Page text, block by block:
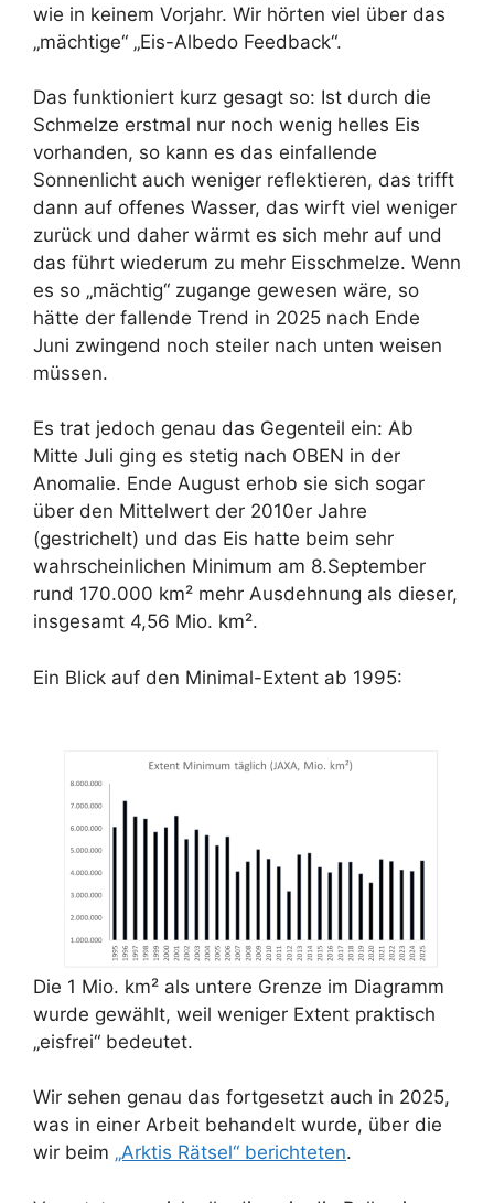
wie in keinem Vorjahr. Wir hörten viel über das
„mächtige“ „Eis-Albedo Feedback“.
Das funktioniert kurz gesagt so: Ist durch die
Schmelze erstmal nur noch wenig helles Eis
vorhanden, so kann es das einfallende
Sonnenlicht auch weniger reflektieren, das trifft
dann auf offenes Wasser, das wirft viel weniger
zurück und daher wärmt es sich mehr auf und
das führt wiederum zu mehr Eisschmelze. Wenn
es so „mächtig“ zugange gewesen wäre, so
hätte der fallende Trend in 2025 nach Ende
Juni zwingend noch steiler nach unten weisen
müssen.
Es trat jedoch genau das Gegenteil ein: Ab
Mitte Juli ging es stetig nach OBEN in der
Anomalie. Ende August erhob sie sich sogar
über den Mittelwert der 2010er Jahre
(gestrichelt) und das Eis hatte beim sehr
wahrscheinlichen Minimum am 8.September
rund 170.000 km² mehr Ausdehnung als dieser,
insgesamt 4,56 Mio. km².
Ein Blick auf den Minimal-Extent ab 1995:
Die 1 Mio. km² als untere Grenze im Diagramm
wurde gewählt, weil weniger Extent praktisch
„eisfrei“ bedeutet.
Wir sehen genau das fortgesetzt auch in 2025,
was in einer Arbeit behandelt wurde, über die
wir beim „Arktis Rätsel“ berichteten.